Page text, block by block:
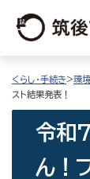
くらし・手続き>環境
スト結果発表！
令和
ん！